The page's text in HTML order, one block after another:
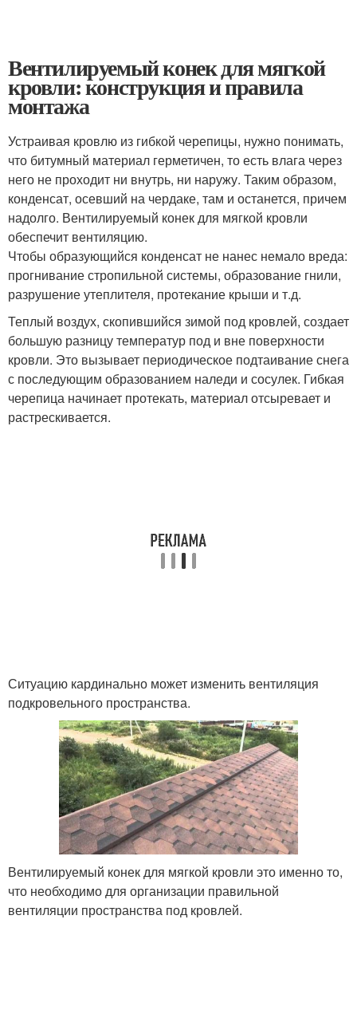
Вентилируемый конек для мягкой
кровли: конструкция и правила
монтажа
Устраивая кровлю из гибкой черепицы, нужно понимать,
что битумный материал герметичен, то есть влага через
него не проходит ни внутрь, ни наружу. Таким образом,
конденсат, осевший на чердаке, там и останется, причем
надолго. Вентилируемый конек для мягкой кровли
обеспечит вентиляцию.
Чтобы образующийся конденсат не нанес немало вреда:
прогнивание стропильной системы, образование гнили,
разрушение утеплителя, протекание крыши и т.д.
Теплый воздух, скопившийся зимой под кровлей, создает
большую разницу температур под и вне поверхности
кровли. Это вызывает периодическое подтаивание снега
с последующим образованием наледи и сосулек. Гибкая
черепица начинает протекать, материал отсыревает и
растрескивается.
Ситуацию кардинально может изменить вентиляция
подкровельного пространства.
Вентилируемый конек для мягкой кровли это именно то,
что необходимо для организации правильной
вентиляции пространства под кровлей.